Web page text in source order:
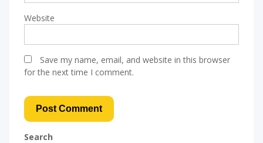
Website
Save my name, email, and website in this browser
for the next time I comment.
Search